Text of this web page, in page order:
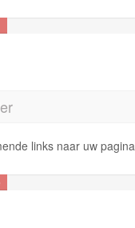
links naar uw pagina